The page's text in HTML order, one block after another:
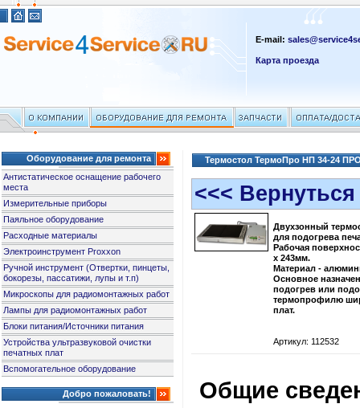
E-mail:
Карта проезда
Оборудование для ремонта
Антистатическое оснащение рабочего
места
Измерительные приборы
Паяльное оборудование
Расходные материалы
Электроинструмент Proxxon
Ручной инструмент (Отвертки, пинцеты,
бокорезы, пассатижи, лупы и т.п)
Микроскопы для радиомонтажных работ
Лампы для радиомонтажных работ
Блоки питания/Источники питания
Устройства ультразвуковой очистки
печатных плат
Вспомогательное оборудование
Добро пожаловать!
Термостол ТермоПро НП 34-24
<<<
Двухзонный
для подогрева
Рабочая
х 243мм.
Материал -
Основное
подогрев или
термопрофилю
плат.
Артикул: 112532
Общие